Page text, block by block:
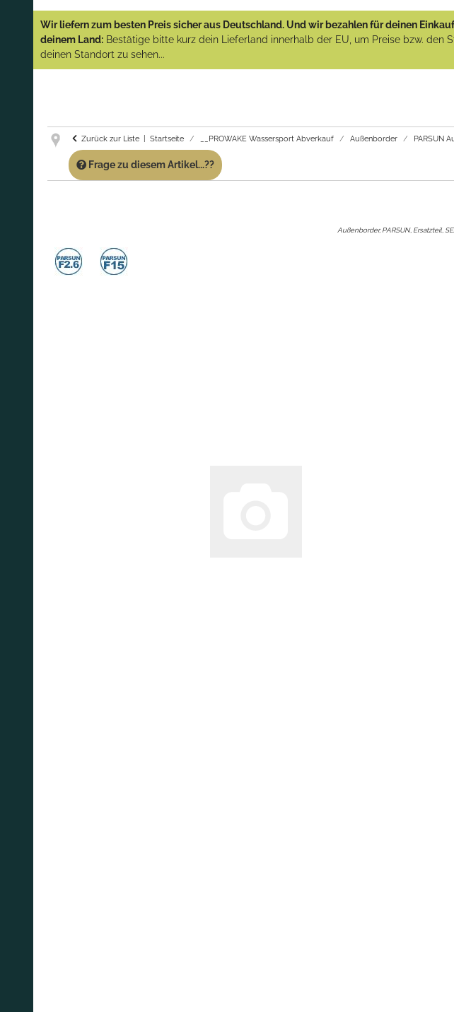
(Abverkauf)!
GARANTIE UND SERVICE:
Artikeln einfach an!
Wir liefern zum besten Preis sicher aus Deutschland. Und wir bezahlen für deinen
deinem Land: Bestätige bitte kurz dein Lieferland innerhalb der EU, um Preise bzw. den
deinen Standort zu sehen...
Zurück zur Liste Startseite __PROWAKE Wassersport Abverkauf Außenborder PARSUN
Frage zu diesem Artikel...??
Außenborder, PARSUN, Ersatzteil,